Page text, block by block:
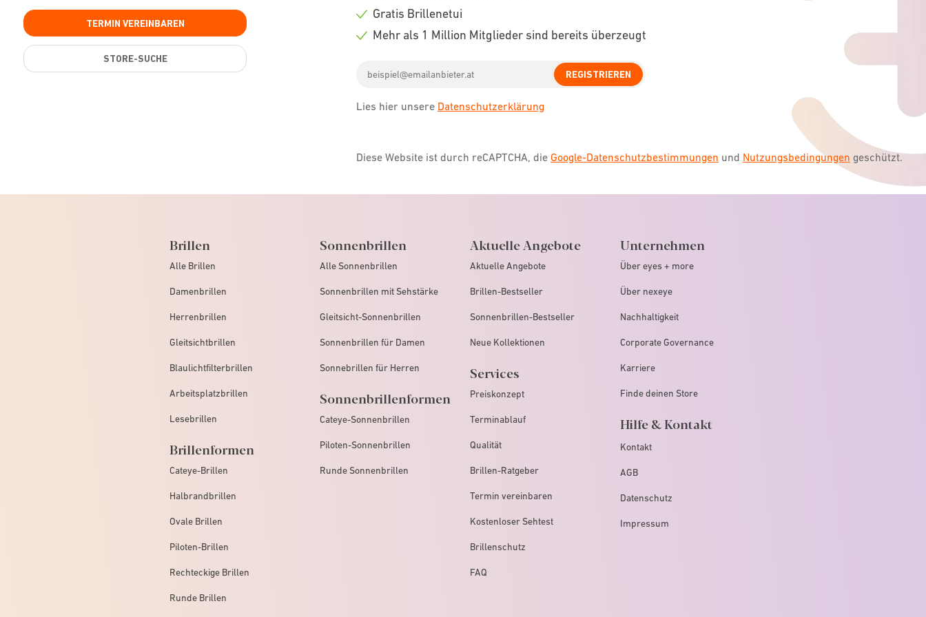
TERMIN VEREINBAREN
STORE-SUCHE
Check
Check
Gratis Brillenetui
Mehr als 1 Million Mitglieder sind bereits überzeugt
address
REGISTRIEREN
Lies hier unsere Datenschutzerklärung
Diese Website ist durch reCAPTCHA, die Google-Datenschutzbestimmungen und Nutzungsbedingungen geschützt.
Brillen
Alle Brillen
Damenbrillen
Herrenbrillen
Gleitsichtbrillen
Blaulichtfilterbrillen
Arbeitsplatzbrillen
Lesebrillen
Brillenformen
Cateye-Brillen
Halbrandbrillen
Ovale Brillen
Piloten-Brillen
Rechteckige Brillen
Runde Brillen
Sonnenbrillen
Alle Sonnenbrillen
Sonnenbrillen mit Sehstärke
Gleitsicht-Sonnenbrillen
Sonnenbrillen für Damen
Sonnebrillen für Herren
Sonnenbrillenformen
Cateye-Sonnenbrillen
Piloten-Sonnenbrillen
Runde Sonnenbrillen
Aktuelle Angebote
Aktuelle Angebote
Brillen-Bestseller
Sonnenbrillen-Bestseller
Neue Kollektionen
Services
Preiskonzept
Terminablauf
Qualität
Brillen-Ratgeber
Termin vereinbaren
Kostenloser Sehtest
Brillenschutz
FAQ
Unternehmen
Über eyes + more
Über nexeye
Nachhaltigkeit
Corporate Governance
Karriere
Finde deinen Store
Hilfe & Kontakt
Kontakt
AGB
Datenschutz
Impressum